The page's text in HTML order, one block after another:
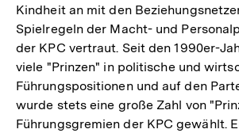
Kindheit an mit den
Spielregeln der Macht- und
der KPC vertraut. Seit den 1990er-
viele "Prinzen" in politische und
Führungspositionen und auf den
wurde stets eine große Zahl von
Führungsgremien der KPC gewählt.